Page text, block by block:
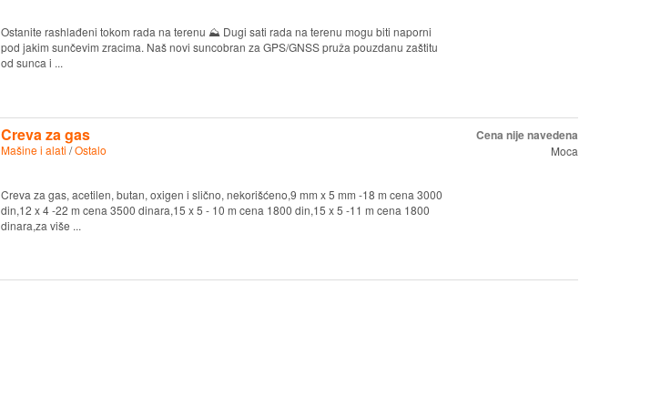
Ostanite rashlađeni tokom rada na terenu ⛰️ Dugi sati rada na terenu mogu biti naporni
pod jakim sunčevim zracima. Naš novi suncobran za GPS/GNSS pruža pouzdanu zaštitu
od sunca i ...
Creva za gas
Mašine i alati /Ostalo
Creva za gas, acetilen, butan, oxigen i slično, nekorišćeno,9 mm x 5 mm -18 m cena 3000
din,12 x 4 -22 m cena 3500 dinara,15 x 5 - 10 m cena 1800 din,15 x 5 -11 m cena 1800
dinara,za više ...
Cena nije navedena
Moca